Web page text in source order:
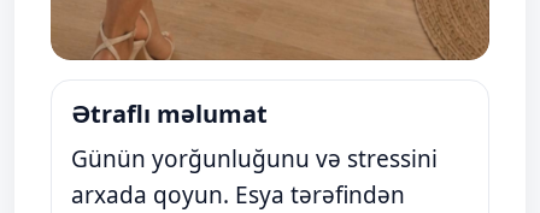
Ətraflı məlumat
Günün yorğunluğunu və stressini
arxada qoyun. Esya tərəfindən